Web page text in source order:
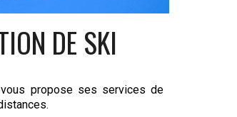
DE SKI
vous propose ses services de